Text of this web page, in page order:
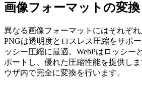
画像フォーマットの変換
異なる画像フォーマットにはそれぞれ
PNGは透明度とロスレス圧縮をサポ
ッシー圧縮に最適。WebPはロッシー
ポートし、優れた圧縮性能を提供し
ウザ内で完全に変換を行います。